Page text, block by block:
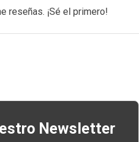
reseñas. ¡Sé el primero!
Newsletter